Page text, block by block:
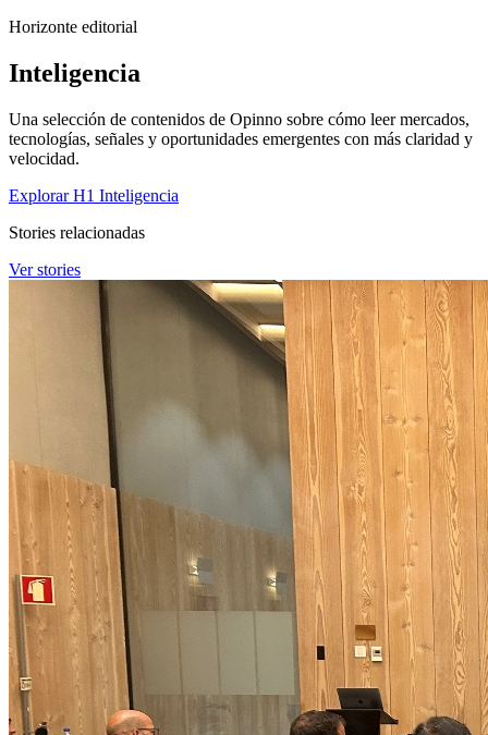
Horizonte editorial
Inteligencia
Una selección de contenidos de Opinno sobre cómo leer mercados,
tecnologías, señales y oportunidades emergentes con más claridad y
velocidad.
Explorar H1 Inteligencia
Stories relacionadas
Ver stories